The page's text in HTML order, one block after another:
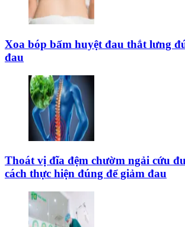
Xoa bóp bấm huyệt đau thắt lưng
đau
Thoát vị đĩa đệm chườm ngải cứu
cách thực hiện đúng để giảm đau